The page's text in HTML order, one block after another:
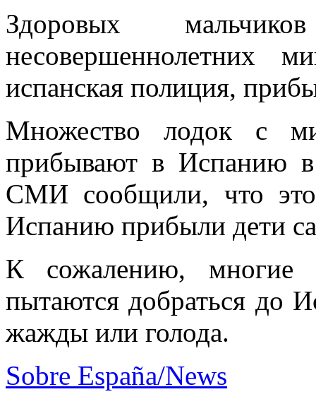
Здоровых
несовершеннолетних
испанская полиция,
Множество лодок с
прибывают в Испанию
СМИ сообщили, что
Испанию прибыли дети
К сожалению, многие
пытаются добраться до
жажды или голода.
Sobre España/News